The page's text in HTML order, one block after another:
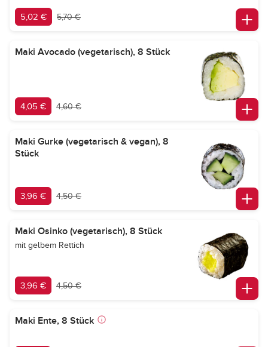
5,02 € 5,70 €
Maki Avocado (vegetarisch), 8 Stück
4,05 € 4,60 €
Maki Gurke (vegetarisch & vegan), 8
Stück
3,96 € 4,50 €
Maki Osinko (vegetarisch), 8 Stück
mit gelbem Rettich
3,96 € 4,50 €
Maki Ente, 8 Stück